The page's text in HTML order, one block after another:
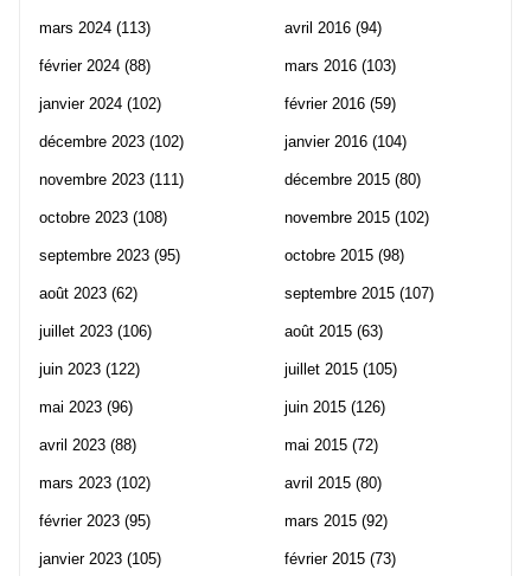
mars 2024 (113)
février 2024 (88)
janvier 2024 (102)
décembre 2023 (102)
novembre 2023 (111)
octobre 2023 (108)
septembre 2023 (95)
août 2023 (62)
juillet 2023 (106)
juin 2023 (122)
mai 2023 (96)
avril 2023 (88)
mars 2023 (102)
février 2023 (95)
janvier 2023 (105)
avril 2016 (94)
mars 2016 (103)
février 2016 (59)
janvier 2016 (104)
décembre 2015 (80)
novembre 2015 (102)
octobre 2015 (98)
septembre 2015 (107)
août 2015 (63)
juillet 2015 (105)
juin 2015 (126)
mai 2015 (72)
avril 2015 (80)
mars 2015 (92)
février 2015 (73)